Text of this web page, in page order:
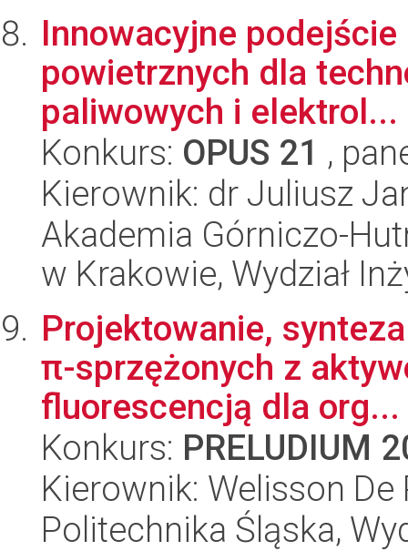
Innowacyjne
powietrznych dla
paliwowych i elektrol...
Konkurs: OPUS 21 ,
Kierownik: dr Juliusz
Akademia Górniczo-
w Krakowie, Wydział
Projektowanie,
π-sprzężonych z
fluorescencją dla org...
Konkurs: PRELUDIUM
Kierownik: Welisson De
Politechnika Śląska,